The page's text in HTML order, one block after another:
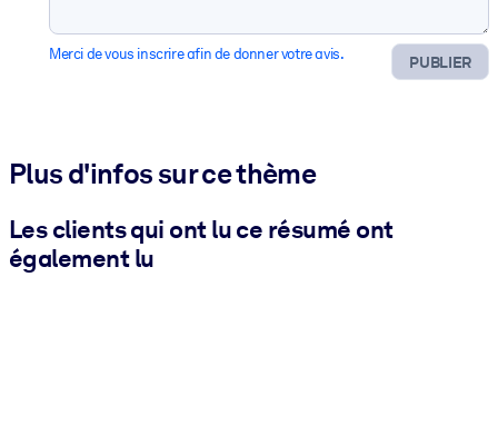
PUBLIER
Merci de vous inscrire afin de donner votre avis.
Plus d'infos sur ce thème
Les clients qui ont lu ce résumé ont
également lu